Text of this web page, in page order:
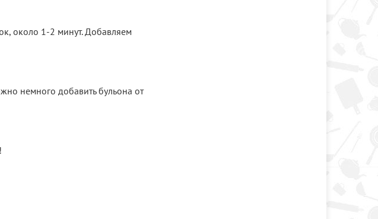
около 1-2 минут. Добавляем
немного добавить бульона от